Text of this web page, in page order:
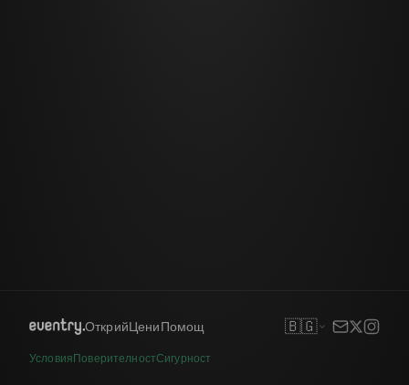
ОткрийЦениПомощ 🇧🇬
УсловияПоверителностСигурност